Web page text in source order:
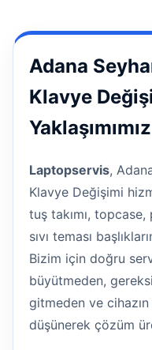
Adana
Klavye
Yaklaşımımız
Laptopservis,
Klavye Değişimi
tuş takımı, topcase,
sıvı teması
Bizim için doğru
büyütmeden,
gitmeden ve
düşünerek çözüm